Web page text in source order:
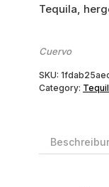
Tequila,
Cuervo
SKU:
Category: